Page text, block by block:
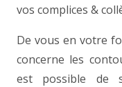
vos complices &
De vous en votre
concerne les
est possible de